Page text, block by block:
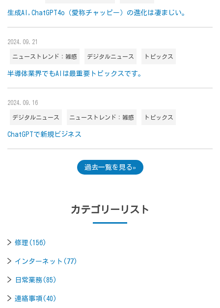
生成AI,ChatGPT4o（愛称チャッピー）の進化は凄まじい。
2024.09.21
ニューストレンド：雑感 デジタルニュース トピックス
半導体業界でもAIは最重要トピックスです。
2024.09.16
デジタルニュース ニューストレンド：雑感 トピックス
ChatGPTで新規ビジネス
過去一覧を見る
カテゴリーリスト
修理(156)
インターネット(77)
日常業務(85)
連絡事項(40)